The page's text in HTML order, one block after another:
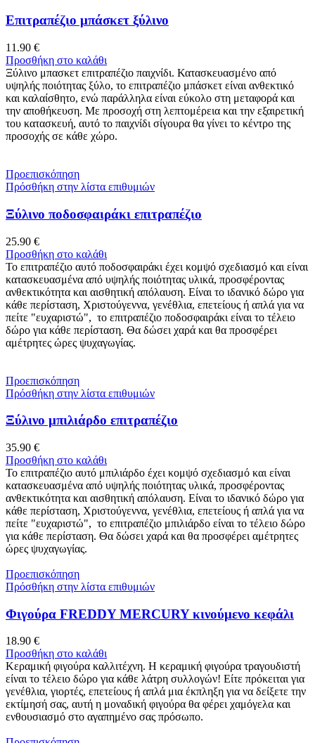
Επιτραπέζιο μπάσκετ ξύλινο
11.90 €
Προσθήκη στο καλάθι
Ξύλινο μπασκετ επιτραπέζιο παιχνίδι. Κατασκευασμένο από
υψηλής ποιότητας ξύλο, το επιτραπέζιο μπάσκετ είναι ανθεκτικό
και καλαίσθητο, ενώ παράλληλα είναι εύκολο στη μεταφορά και
την αποθήκευση. Με προσοχή στη λεπτομέρεια και την εξαιρετική
του κατασκευή, αυτό το παιχνίδι σίγουρα θα γίνει το κέντρο της
προσοχής σε κάθε χώρο.
Προεπισκόπηση
Πρόσθήκη στην λίστα επιθυμιών
Ξύλινο ποδοσφαιράκι επιτραπέζιο
25.90 €
Προσθήκη στο καλάθι
Το επιτραπέζιο αυτό ποδοσφαιράκι έχει κομψό σχεδιασμό και είναι
κατασκευασμένα από υψηλής ποιότητας υλικά, προσφέροντας
ανθεκτικότητα και αισθητική απόλαυση. Είναι το ιδανικό δώρο για
κάθε περίσταση, Χριστούγεννα, γενέθλια, επετείους ή απλά για να
πείτε "ευχαριστώ", το επιτραπέζιο ποδοσφαιράκι είναι το τέλειο
δώρο για κάθε περίσταση. Θα δώσει χαρά και θα προσφέρει
αμέτρητες ώρες ψυχαγωγίας.
Προεπισκόπηση
Πρόσθήκη στην λίστα επιθυμιών
Ξύλινο μπιλιάρδο επιτραπέζιο
35.90 €
Προσθήκη στο καλάθι
Το επιτραπέζιο αυτό μπιλιάρδο έχει κομψό σχεδιασμό και είναι
κατασκευασμένα από υψηλής ποιότητας υλικά, προσφέροντας
ανθεκτικότητα και αισθητική απόλαυση. Είναι το ιδανικό δώρο για
κάθε περίσταση, Χριστούγεννα, γενέθλια, επετείους ή απλά για να
πείτε "ευχαριστώ", το επιτραπέζιο μπιλιάρδο είναι το τέλειο δώρο
για κάθε περίσταση. Θα δώσει χαρά και θα προσφέρει αμέτρητες
ώρες ψυχαγωγίας.
Προεπισκόπηση
Πρόσθήκη στην λίστα επιθυμιών
Φιγούρα FREDDY MERCURY κινούμενο κεφάλι
18.90 €
Προσθήκη στο καλάθι
Κεραμική φιγούρα καλλιτέχνη. Η κεραμική φιγούρα τραγουδιστή
είναι το τέλειο δώρο για κάθε λάτρη συλλογών! Είτε πρόκειται για
γενέθλια, γιορτές, επετείους ή απλά μια έκπληξη για να δείξετε την
εκτίμησή σας, αυτή η μοναδική φιγούρα θα φέρει χαμόγελα και
ενθουσιασμό στο αγαπημένο σας πρόσωπο.